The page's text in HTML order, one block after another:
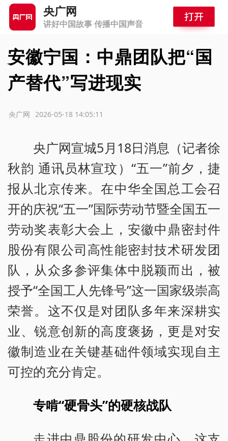
央广网
讲好中国故事 传播中国声音
安徽宁国：中鼎团队把“国
产替代”写进现实
2026-05-18 14:05:11
央广网
央广网宣城5月18日消息（记者徐
秋韵 通讯员林宣玟）“五一”前夕，捷
报从北京传来。在中华全国总工会召
开的庆祝“五一”国际劳动节暨全国五一
劳动奖表彰大会上，安徽中鼎密封件
股份有限公司高性能密封技术研发团
队，从众多参评集体中脱颖而出，被
授予“全国工人先锋号”这一国家级崇高
荣誉。这不仅是对团队多年来深耕实
业、锐意创新的高度褒扬，更是对安
徽制造业在关键基础件领域实现自主
可控的充分肯定。
专啃“硬骨头”的硬核战队